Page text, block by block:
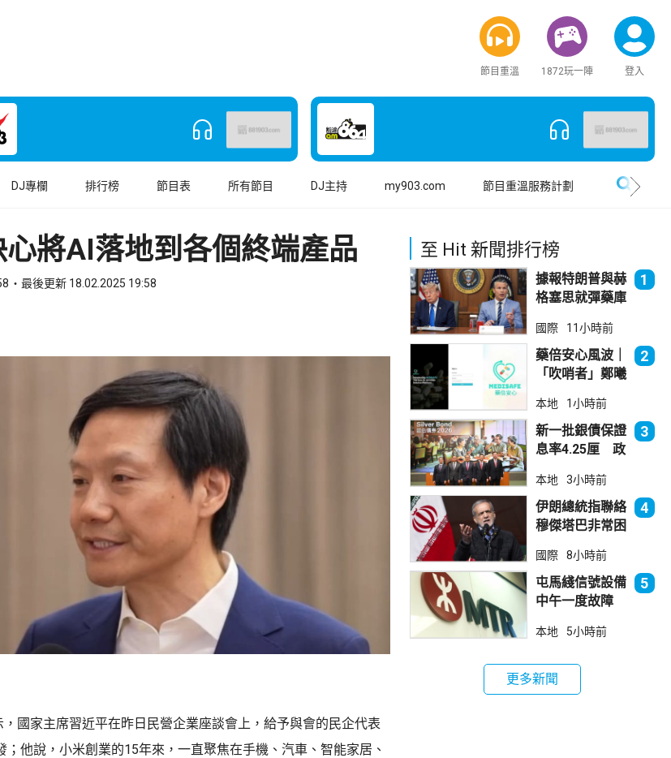
節目重溫 1872玩一陣 登入
DJ專欄 排行榜 節目表 所有節目 DJ主持 my903.com 節目重溫服務計劃
將AI落地到各個終端產品
最後更新 18.02.2025 19:58
國家主席習近平在昨日民營企業座談會上，給予與會的民企代表
；他說，小米創業的15年來，一直聚焦在手機、汽車、智能家居、
至 Hit 新聞排行榜
據報特朗普與赫
格塞思就彈藥庫
1
國際 11小時前
藥倍安心風波｜
「吹哨者」鄭曦
進行刑事調查
2
本地 1小時前
新一批銀債保證
息率4.25厘 政
吸引力
3
本地 3小時前
伊朗總統指聯絡
穆傑塔巴非常困
製造分裂
4
國際 8小時前
屯馬綫信號設備
中午一度故障
時恢復
5
本地 5小時前
更多新聞